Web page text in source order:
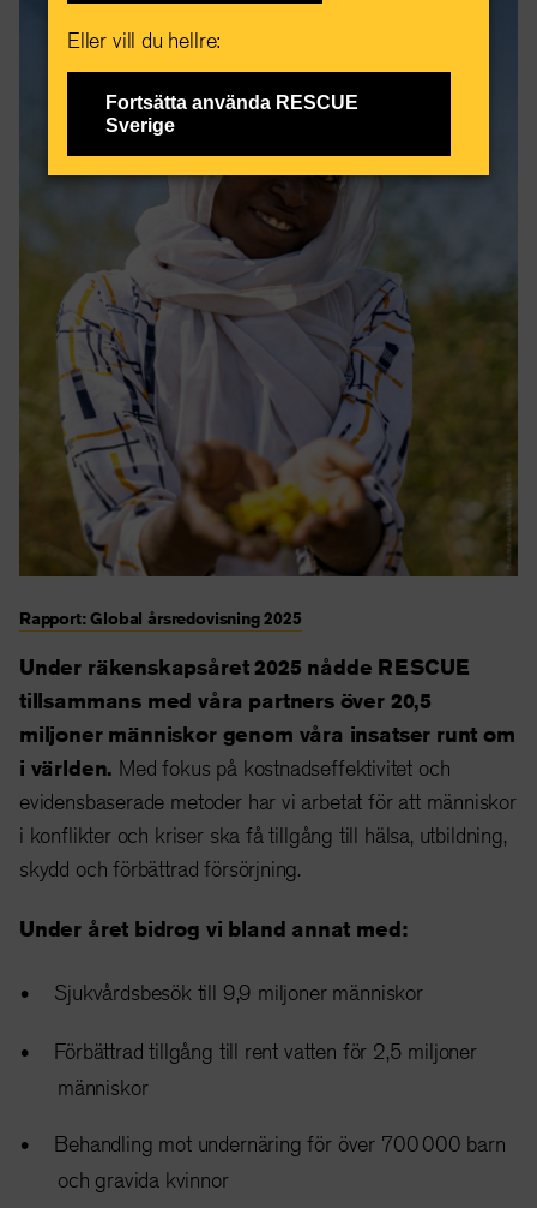
Rapport: Global årsredovisning 2025
Under räkenskapsåret 2025 nådde RESCUE
tillsammans med våra partners över 20,5
miljoner människor genom våra insatser runt om
i världen. Med fokus på kostnadseffektivitet och
evidensbaserade metoder har vi arbetat för att människor
i konflikter och kriser ska få tillgång till hälsa, utbildning,
skydd och förbättrad försörjning.
Under året bidrog vi bland annat med:
Sjukvårdsbesök till 9,9 miljoner människor
Förbättrad tillgång till rent vatten för 2,5 miljoner
människor
Behandling mot undernäring för över 700 000 barn
och gravida kvinnor
Eller vill du hellre:
Fortsätta använda RESCUE
Sverige